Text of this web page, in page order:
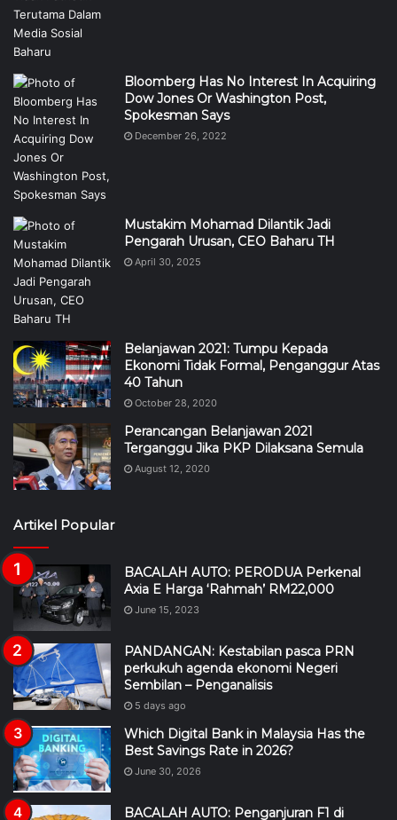
Bloomberg Has No Interest In Acquiring
Dow Jones Or Washington Post,
Spokesman Says
December 26, 2022
Mustakim Mohamad Dilantik Jadi
Pengarah Urusan, CEO Baharu TH
April 30, 2025
Belanjawan 2021: Tumpu Kepada
Ekonomi Tidak Formal, Penganggur Atas
40 Tahun
October 28, 2020
Perancangan Belanjawan 2021
Terganggu Jika PKP Dilaksana Semula
August 12, 2020
Artikel Popular
BACALAH AUTO: PERODUA Perkenal
Axia E Harga ‘Rahmah’ RM22,000
June 15, 2023
PANDANGAN: Kestabilan pasca PRN
perkukuh agenda ekonomi Negeri
Sembilan – Penganalisis
5 days ago
Which Digital Bank in Malaysia Has the
Best Savings Rate in 2026?
June 30, 2026
BACALAH AUTO: Penganjuran F1 di